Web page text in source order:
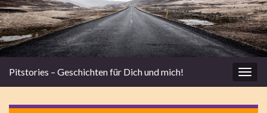
Pitstories – Geschichten für Dich und mich!